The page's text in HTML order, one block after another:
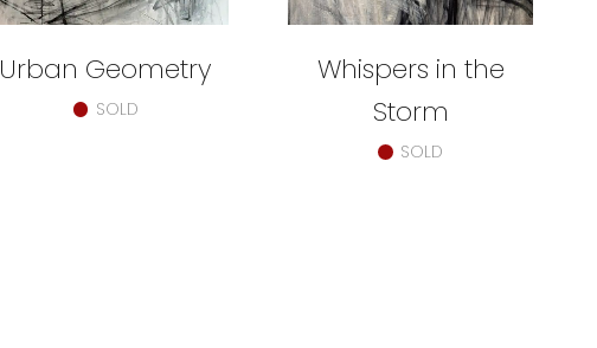
Urban Geometry
SOLD
Whispers in the
Storm
SOLD